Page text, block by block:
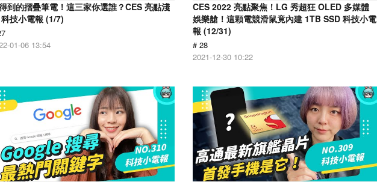
到的摺疊筆電！這三家你選誰？CES 亮點淺
技小電報 (1/7)
01-06 13:54
CES 2022 亮點聚焦！LG 秀超狂 OLED 多媒體
娛樂艙！這顆電競滑鼠竟內建 1TB SSD 科技小電
報 (12/31)
# 28
2021-12-30 10:22